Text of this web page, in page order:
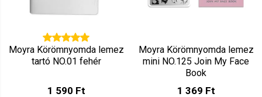
Moyra Körömnyomda lemez
tartó NO.01 fehér
1 590 Ft
Moyra Körömnyomda lemez
mini NO.125 Join My Face
Book
1 369 Ft